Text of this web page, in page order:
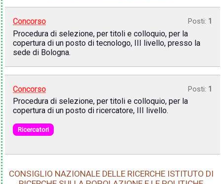
Concorso Posti: 1
Procedura di selezione, per titoli e colloquio, per la
copertura di un posto di tecnologo, III livello, presso la
sede di Bologna.
Concorso Posti: 1
Procedura di selezione, per titoli e colloquio, per la
copertura di un posto di ricercatore, III livello.
Ricercatori
CONSIGLIO NAZIONALE DELLE RICERCHE ISTITUTO DI